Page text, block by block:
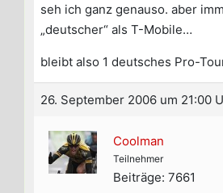
seh ich ganz genauso. aber
„deutscher“ als T-Mobile…
bleibt also 1 deutsches Pro-
26. September 2006 um 21:00
Coolman
Teilnehmer
Beiträge: 7661